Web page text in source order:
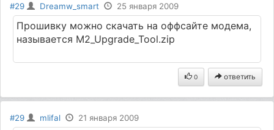
#29 Dreamw_smart 25 января 2009
Прошивку можно скачать на оффсайте модема,
называется M2_Upgrade_Tool.zip
0 ответить
#29 mlifal 21 января 2009